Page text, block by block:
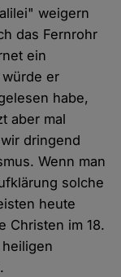
weigern
das Fernrohr
ein
er
habe,
aber mal
dringend
Wenn man
solche
heute
Christen im 18.